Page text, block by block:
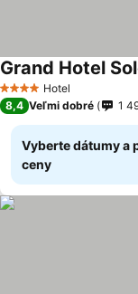
4 Počet hviezdičiek
Hotel
Grand Hotel
8,4 Veľmi dobré 1
Vyberte dátumy a
ceny